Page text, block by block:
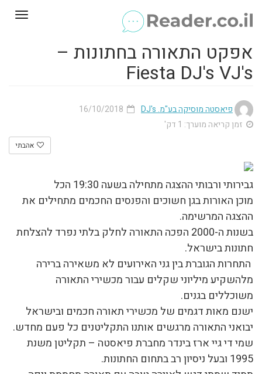
אפקט התאורה בחתונות –
Fiesta DJ's VJ's
פיאסטה מוסיקה בע"מ. DJ's
זמן קריאה מוערך: 1 דק'
אהבתי
גבירותי ורבותי ההצגה מתחילה בשעה 19:30 הכל
מוכן האורות בגן חשוכים והפנסים החכמים מתחילים את
ההצגה המרשימה.
בשנות ה-2000 הפכה התאורה לחלק בלתי נפרד להצלחת
חתונות בישראל.
התחרות הגוברת בין גני האירועים לא משאירה ברירה
מלהשקיע מיליוני שקלים עבור מכשירי התאורה
משוכללים בגנים.
ישנם מאות דגמים של מכשירי תאורה חכמים ובישראל
יבואני התאורה מרגשים אותנו התקליטנים כל פעם מחדש.
שמי די גיי ארז בינדר מחברת פיאסטה – תקליטן משנת
1995 ובעל ניסיון רב בתחום החתונות.